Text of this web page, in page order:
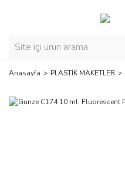
Anasayfa PLASTİK MAKETLER